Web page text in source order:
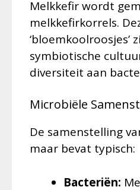
Melkkefir wordt
melkkefirkorrels.
‘bloemkoolroosjes’
symbiotische
diversiteit aan
Microbiële
De samenstelling
maar bevat typisch:
Bacteriën: